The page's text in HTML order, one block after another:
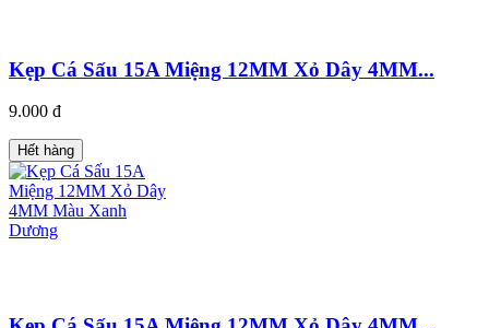
Kẹp Cá Sấu 15A Miệng 12MM Xỏ Dây 4MM...
9.000 đ
Hết hàng